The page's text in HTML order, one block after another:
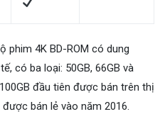
phim 4K BD-ROM có dung
có ba loại: 50GB, 66GB và
đầu tiên được bán trên thị
bán lẻ vào năm 2016.